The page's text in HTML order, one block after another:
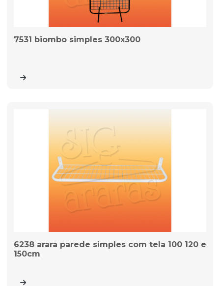
7531 biombo simples 300x300
6238 arara parede simples com tela 100 120 e
150cm